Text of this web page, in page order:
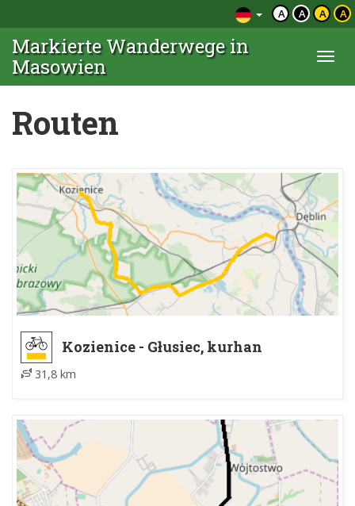
A A A A
Markierte Wanderwege in
Masowien
Routen
Kozienice - Głusiec, kurhan
31,8 km